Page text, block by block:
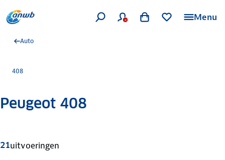
Menu
Auto
408
Peugeot 408
21uitvoeringen